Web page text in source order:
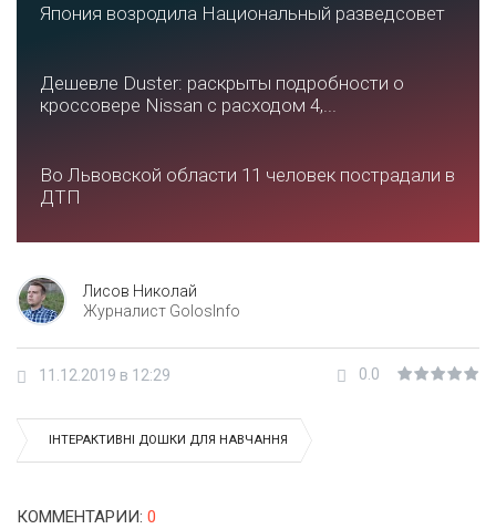
Япония возродила Национальный разведсовет
Дешевле Duster: раскрыты подробности о
кроссовере Nissan с расходом 4,...
Во Львовской области 11 человек пострадали в
ДТП
Лисов Николай
Журналист GolosInfo
11.12.2019 в 12:29 0.0
ІНТЕРАКТИВНІ ДОШКИ ДЛЯ НАВЧАННЯ
КОММЕНТАРИИ: 0